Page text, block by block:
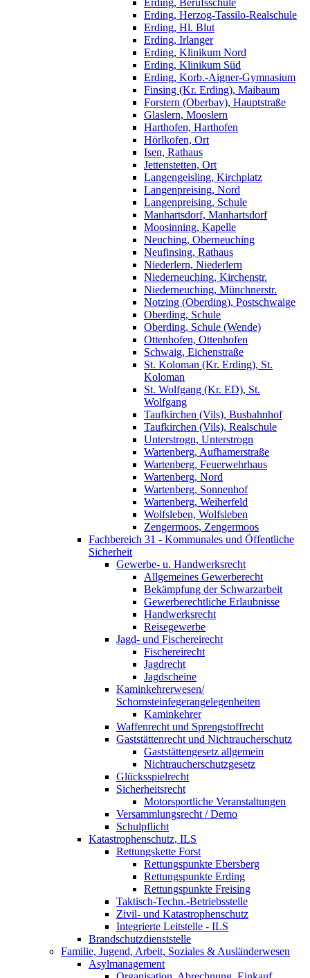
Erding, Berufsschule
Erding, Herzog-Tassilo-Realschule
Erding, Hl. Blut
Erding, Irlanger
Erding, Klinikum Nord
Erding, Klinikum Süd
Erding, Korb.-Aigner-Gymnasium
Finsing (Kr. Erding), Maibaum
Forstern (Oberbay), Hauptstraße
Glaslern, Mooslern
Harthofen, Harthofen
Hörlkofen, Ort
Isen, Rathaus
Jettenstetten, Ort
Langengeisling, Kirchplatz
Langenpreising, Nord
Langenpreising, Schule
Manhartsdorf, Manhartsdorf
Moosinning, Kapelle
Neuching, Oberneuching
Neufinsing, Rathaus
Niederlern, Niederlern
Niederneuching, Kirchenstr.
Niederneuching, Münchnerstr.
Notzing (Oberding), Postschwaige
Oberding, Schule
Oberding, Schule (Wende)
Ottenhofen, Ottenhofen
Schwaig, Eichenstraße
St. Koloman (Kr. Erding), St.
Koloman
St. Wolfgang (Kr. ED), St.
Wolfgang
Taufkirchen (Vils), Busbahnhof
Taufkirchen (Vils), Realschule
Unterstrogn, Unterstrogn
Wartenberg, Aufhamerstraße
Wartenberg, Feuerwehrhaus
Wartenberg, Nord
Wartenberg, Sonnenhof
Wartenberg, Weiherfeld
Wolfsleben, Wolfsleben
Zengermoos, Zengermoos
Fachbereich 31 - Kommunales und Öffentliche
Sicherheit
Gewerbe- u. Handwerksrecht
Allgemeines Gewerberecht
Bekämpfung der Schwarzarbeit
Gewerberechtliche Erlaubnisse
Handwerksrecht
Reisegewerbe
Jagd- und Fischereirecht
Fischereirecht
Jagdrecht
Jagdscheine
Kaminkehrerwesen/
Schornsteinfegerangelegenheiten
Kaminkehrer
Waffenrecht und Sprengstoffrecht
Gaststättenrecht und Nichtraucherschutz
Gaststättengesetz allgemein
Nichtraucherschutzgesetz
Glücksspielrecht
Sicherheitsrecht
Motorsportliche Veranstaltungen
Versammlungsrecht / Demo
Schulpflicht
Katastrophenschutz, ILS
Rettungskette Forst
Rettungspunkte Ebersberg
Rettungspunkte Erding
Rettungspunkte Freising
Taktisch-Techn.-Betriebsstelle
Zivil- und Katastrophenschutz
Integrierte Leitstelle - ILS
Brandschutzdienststelle
Familie, Jugend, Arbeit, Soziales & Ausländerwesen
Asylmanagement